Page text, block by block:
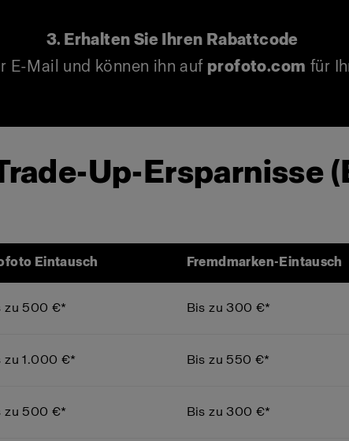
3. Erhalten Sie Ihren Rabattcode
E-Mail und können ihn auf profoto.com für
Up-Ersparnisse
Eintausch Fremdmarken-Eintausch
zu 500 €* Bis zu 300 €*
zu 1.000 €* Bis zu 550 €*
zu 500 €* Bis zu 300 €*